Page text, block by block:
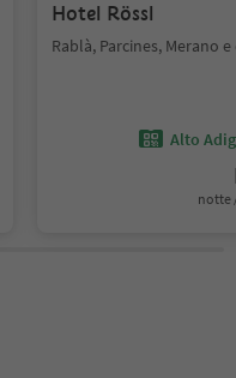
Hotel Rössl
Rablà, Parcines, Merano
Alto
notte